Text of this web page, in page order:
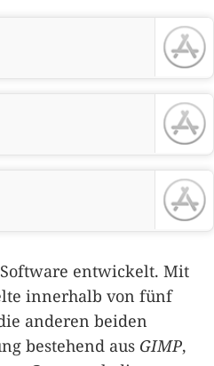
entwickelt. Mit
innerhalb von fünf
anderen beiden
bestehend aus GIMP,